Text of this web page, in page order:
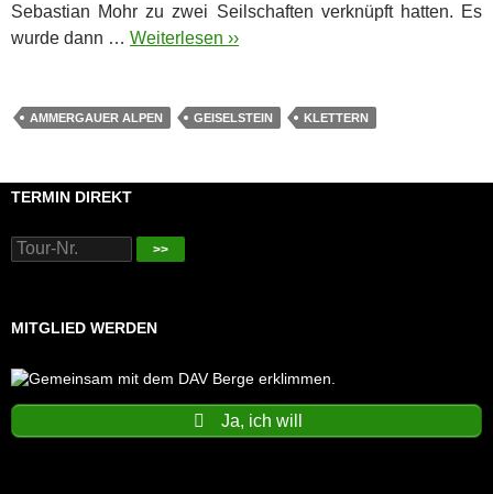
Sebastian Mohr zu zwei Seilschaften verknüpft hatten. Es
wurde dann … Weiterlesen ››
AMMERGAUER ALPEN GEISELSTEIN KLETTERN
TERMIN DIREKT
>>
MITGLIED WERDEN
Ja, ich will